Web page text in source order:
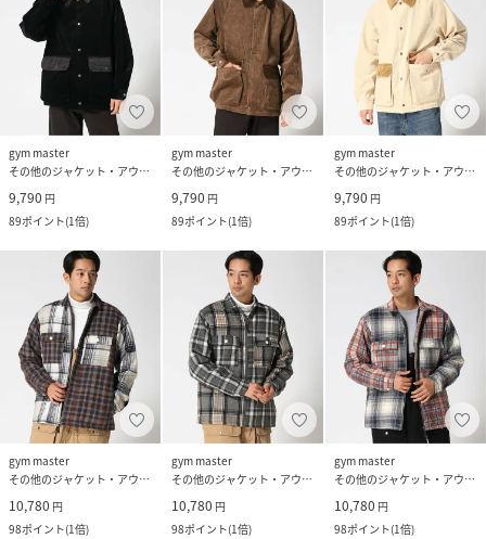
gym master
その他のジャケット・アウター
9,790 円
89ポイント(1倍)
gym master
その他のジャケット・アウター
9,790 円
89ポイント(1倍)
gym master
その他のジャケット・アウター
9,790 円
89ポイント(1倍)
gym master
その他のジャケット・アウター
10,780 円
98ポイント(1倍)
gym master
その他のジャケット・アウター
10,780 円
98ポイント(1倍)
gym master
その他のジャケット・アウター
10,780 円
98ポイント(1倍)